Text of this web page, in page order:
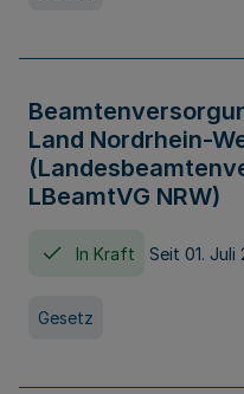
Land Nordrhein-
LBeamtVG NRW)
In Kraft Seit 01. Juli
Gesetz